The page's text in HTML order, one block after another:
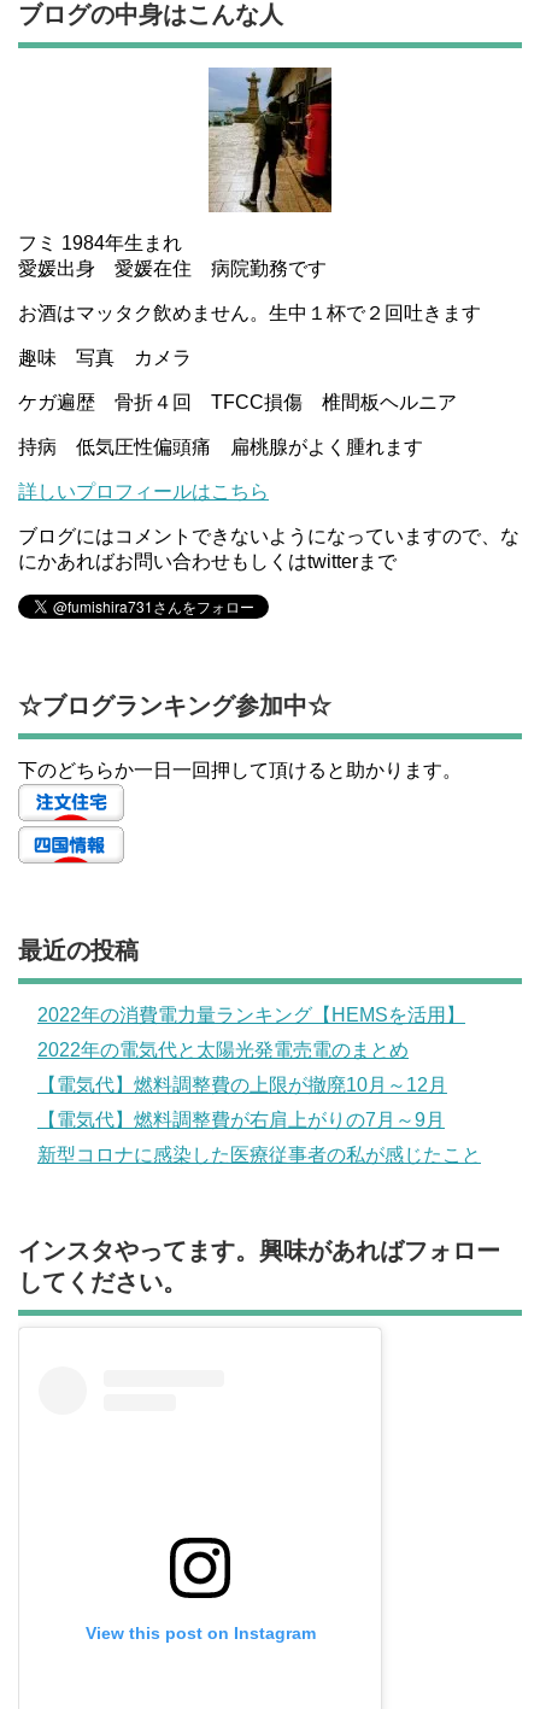
ブログの中身はこんな人
フミ 1984年生まれ
愛媛出身 愛媛在住 病院勤務です
お酒はマッタク飲めません。生中１杯で２回吐きます
趣味 写真 カメラ
ケガ遍歴 骨折４回 TFCC損傷 椎間板ヘルニア
持病 低気圧性偏頭痛 扁桃腺がよく腫れます
詳しいプロフィールはこちら
ブログにはコメントできないようになっていますので、な
にかあればお問い合わせもしくはtwitterまで
☆ブログランキング参加中☆
下のどちらか一日一回押して頂けると助かります。
最近の投稿
2022年の消費電力量ランキング【HEMSを活用】
2022年の電気代と太陽光発電売電のまとめ
【電気代】燃料調整費の上限が撤廃10月～12月
【電気代】燃料調整費が右肩上がりの7月～9月
新型コロナに感染した医療従事者の私が感じたこと
インスタやってます。興味があればフォロー
してください。
View this post on Instagram